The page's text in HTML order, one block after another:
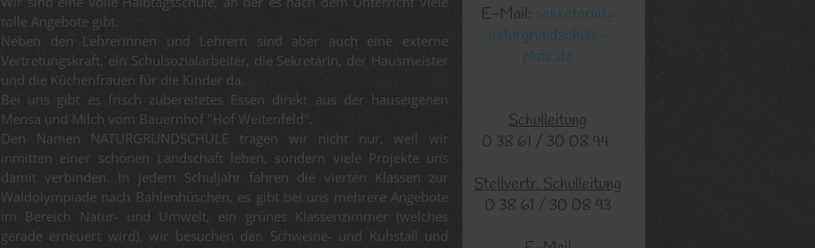
E-Mail: sekretariat@
naturgrundschule-
plate.de
Schulleitung
0 38 61 / 30 08 94
Stellvertr. Schulleitung
0 38 61 / 30 08 93
tolle Angebote gibt.
Neben den Lehrerinnen und Lehrern sind aber auch eine externe
Vertretungskraft, ein Schulsozialarbeiter, die Sekretärin, der Hausmeister
und die Küchenfrauen für die Kinder da.
Bei uns gibt es frisch zubereitetes Essen direkt aus der hauseigenen
Mensa und Milch vom Bauernhof "Hof Weitenfeld".
Den Namen NATURGRUNDSCHULE tragen wir nicht nur, weil wir
inmitten einer schönen Landschaft leben, sondern viele Projekte uns
damit verbinden. In jedem Schuljahr fahren die vierten Klassen zur
Waldolympiade nach Bahlenhüschen, es gibt bei uns mehrere Angebote
im Bereich Natur- und Umwelt, ein grünes Klassenzimmer (welches
gerade erneuert wird), wir besuchen den Schweine- und Kuhstall und